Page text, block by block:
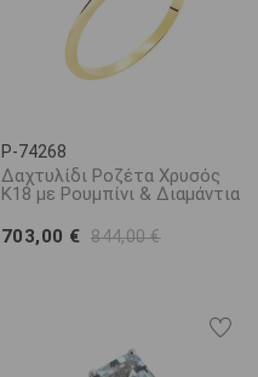
P-74268
Δαχτυλίδι Ροζέτα Χρυσός
Κ18 με Ρουμπίνι & Διαμάντια
703,00 € 844,00 €